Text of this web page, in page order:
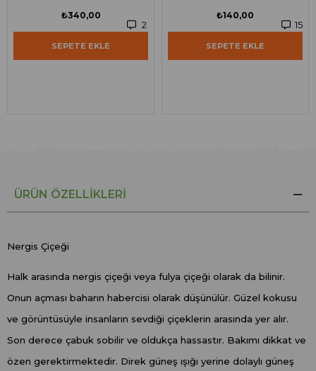
2
₺340,00
SEPETE EKLE
15
₺140,00
SEPETE EKLE
ÜRÜN ÖZELLIKLERI
Nergis Çiçeği
Halk arasında nergis çiçeği veya fulya çiçeği olarak da bilinir.
Onun açması baharın habercisi olarak düşünülür. Güzel kokusu
ve görüntüsüyle insanların sevdiği çiçeklerin arasında yer alır.
Son derece çabuk sobilir ve oldukça hassastır. Bakımı dikkat ve
özen gerektirmektedir. Direk güneş ışığı yerine dolaylı güneş